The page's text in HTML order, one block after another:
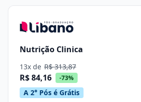
Nutrição Clinica
13x de R$ 313,87
R$ 84,16 -73%
A 2° Pós é Grátis